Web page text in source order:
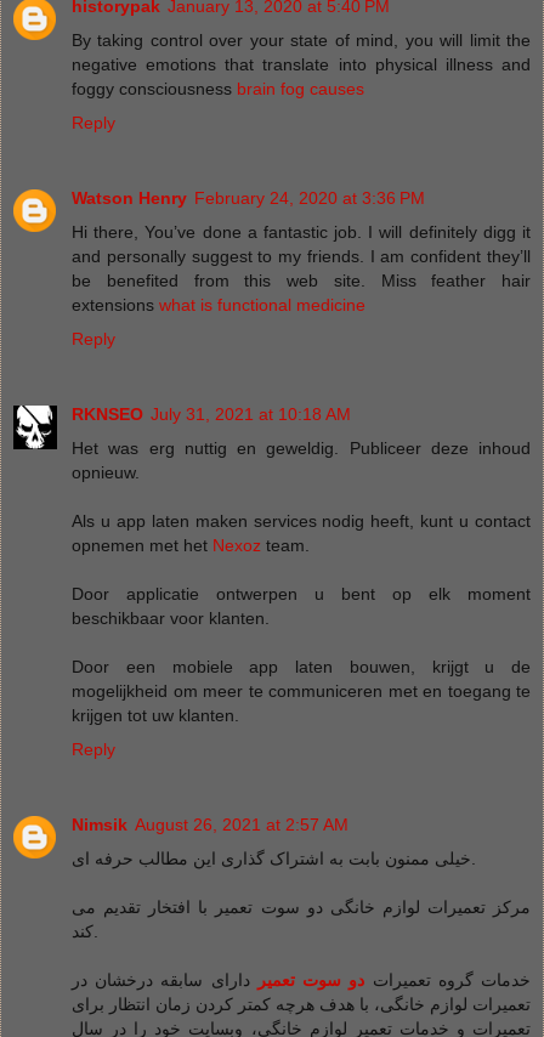
historypak January 13, 2020 at 5:40 PM
By taking control over your state of mind, you will limit the
negative emotions that translate into physical illness and
foggy consciousness brain fog causes
Reply
Watson Henry February 24, 2020 at 3:36 PM
Hi there, You’ve done a fantastic job. I will definitely digg it
and personally suggest to my friends. I am confident they’ll
be benefited from this web site. Miss feather hair
extensions what is functional medicine
Reply
RKNSEO July 31, 2021 at 10:18 AM
Het was erg nuttig en geweldig. Publiceer deze inhoud
opnieuw.
Als u app laten maken services nodig heeft, kunt u contact
opnemen met het Nexoz team.
Door applicatie ontwerpen u bent op elk moment
beschikbaar voor klanten.
Door een mobiele app laten bouwen, krijgt u de
mogelijkheid om meer te communiceren met en toegang te
krijgen tot uw klanten.
Reply
Nimsik August 26, 2021 at 2:57 AM
مرکز تعمیرات لوازم خانگی دو سوت تعمیر با افتخار تقدیم می
خدمات گروه تعمیرات دو سوت تعمیر
دارای سابقه درخشان در
تعمیرات لوازم خانگی، با هدف هرچه کمتر کردن زمان انتظار برای
تعمیرات و خدمات تعمیر لوازم خانگی، وبسایت خود را در سال